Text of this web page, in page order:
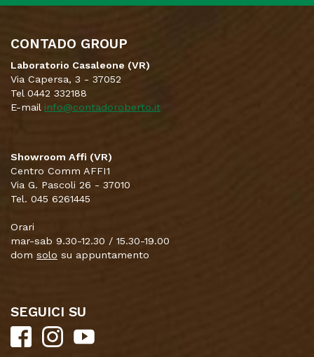
CONTADO GROUP
Laboratorio Casaleone (VR)
Via Capersa, 3 - 37052
Tel 0442 332188
E-mail info@contadoroberto.it
Showroom Affi (VR)
Centro Comm AFFI1
Via G. Pascoli 26 - 37010
Tel. 045 6261445
Orari
mar-sab 9.30-12.30 / 15.30-19.00
dom solo su appuntamento
SEGUICI SU